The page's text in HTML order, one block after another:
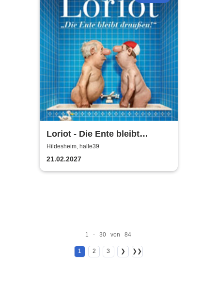
Loriot - Die Ente bleibt
draußen!
Hildesheim, halle39
21.02.2027
1 - 30 von 84
1 2 3 ❯ ❯❯